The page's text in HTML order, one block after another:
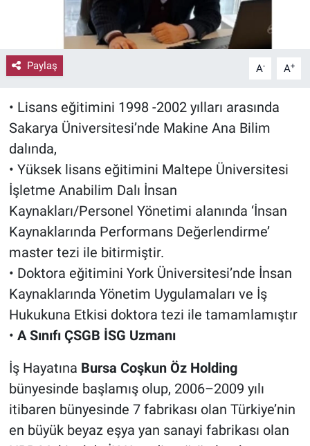
Paylaş A- A+
• Lisans eğitimini 1998 -2002 yılları arasında
Sakarya Üniversitesi’nde Makine Ana Bilim
dalında,
• Yüksek lisans eğitimini Maltepe Üniversitesi
İşletme Anabilim Dalı İnsan
Kaynakları/Personel Yönetimi alanında ‘İnsan
Kaynaklarında Performans Değerlendirme’
master tezi ile bitirmiştir.
• Doktora eğitimini York Üniversitesi’nde İnsan
Kaynaklarında Yönetim Uygulamaları ve İş
Hukukuna Etkisi doktora tezi ile tamamlamıştır
• A Sınıfı ÇSGB İSG Uzmanı
İş Hayatına Bursa Coşkun Öz Holding
bünyesinde başlamış olup, 2006–2009 yılı
itibaren bünyesinde 7 fabrikası olan Türkiye’nin
en büyük beyaz eşya yan sanayi fabrikası olan